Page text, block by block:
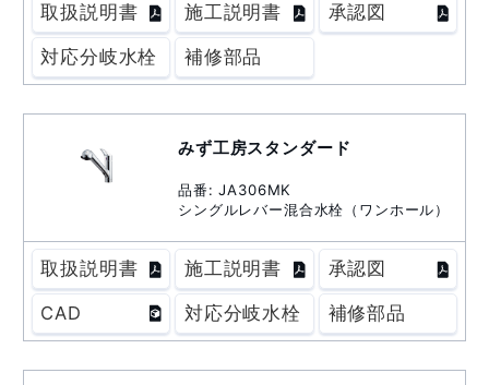
取扱説明書 施工説明書 承認図
対応分岐水栓 補修部品
みず工房スタンダード
品番: JA306MK
シングルレバー混合水栓（ワンホール）
取扱説明書 施工説明書 承認図
CAD 対応分岐水栓 補修部品